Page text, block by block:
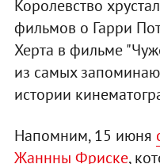
Королевство
фильмов о Гарри
Херта в фильме
из самых
истории
Напомним, 15 июня
Жаннны Фриске,